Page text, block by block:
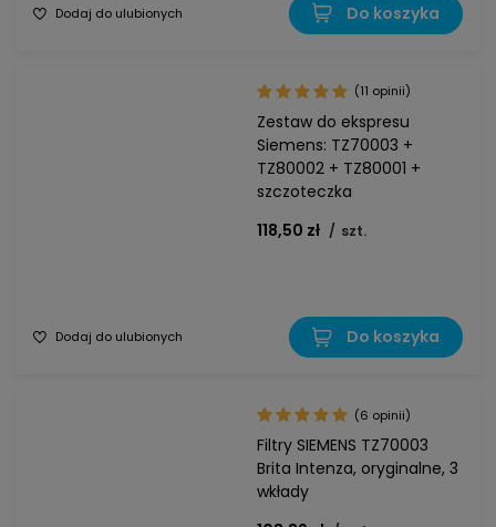
Dodaj do ulubionych Do koszyka
Zestaw do ekspresu
Siemens: TZ70003 +
TZ80002 + TZ80001 +
szczoteczka
118,50 zł / szt.
(11 opinii)
Dodaj do ulubionych Do koszyka
Filtry SIEMENS TZ70003
Brita Intenza, oryginalne, 3
wkłady
(6 opinii)